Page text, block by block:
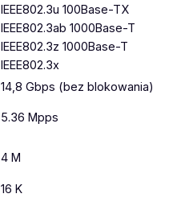
IEEE802.3u 100Base-TX
IEEE802.3ab 1000Base-T
IEEE802.3z 1000Base-T
IEEE802.3x
14,8 Gbps (bez blokowania)
5.36 Mpps
4 M
16 K